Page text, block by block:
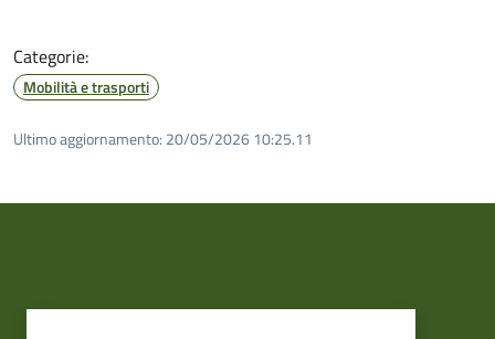
Categorie:
Mobilità e trasporti
Ultimo aggiornamento: 20/05/2026 10:25.11